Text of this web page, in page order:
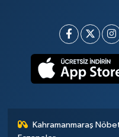
Kahramanmaraş